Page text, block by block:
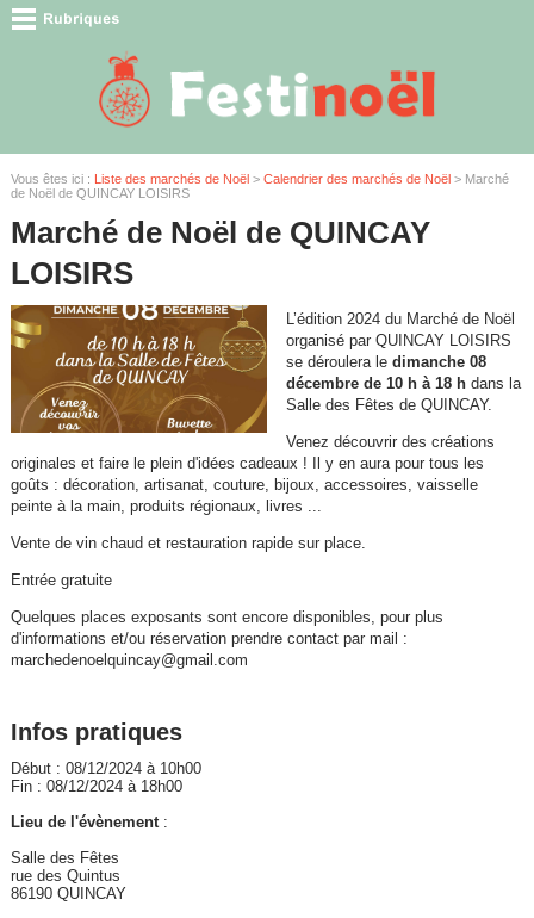
Vous êtes ici : Liste des marchés de Noël> Calendrier des marchés de Noël> Marché
de Noël de QUINCAY LOISIRS
Marché de Noël de QUINCAY
LOISIRS
L’édition 2024 du Marché de Noël
organisé par QUINCAY LOISIRS
se déroulera le dimanche 08
décembre de 10 h à 18 hdans la
Salle des Fêtes de QUINCAY.
Venez découvrir des créations
originales et faire le plein d'idées cadeaux ! Il y en aura pour tous les
goûts : décoration, artisanat, couture, bijoux, accessoires, vaisselle
peinte à la main, produits régionaux, livres ...
Vente de vin chaud et restauration rapide sur place.
Entrée gratuite
Quelques places exposants sont encore disponibles, pour plus
d'informations et/ou réservation prendre contact par mail :
marchedenoelquincay@gmail.com
Infos pratiques
Début : 08/12/2024 à 10h00
Fin : 08/12/2024 à 18h00
Lieu de l'évènement:
Salle des Fêtes
rue des Quintus
86190 QUINCAY